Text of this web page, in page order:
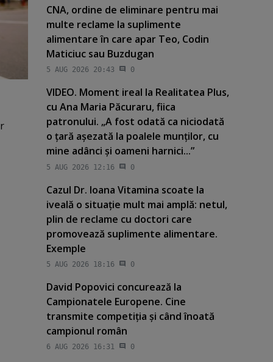
CNA, ordine de eliminare pentru mai
multe reclame la suplimente
alimentare în care apar Teo, Codin
Maticiuc sau Buzdugan
5 AUG 2026 20:43 0
VIDEO. Moment ireal la Realitatea Plus,
cu Ana Maria Păcuraru, fiica
patronului. „A fost odată ca niciodată
o ţară aşezată la poalele munţilor, cu
mine adânci şi oameni harnici...”
5 AUG 2026 12:16 0
Cazul Dr. Ioana Vitamina scoate la
iveală o situaţie mult mai amplă: netul,
plin de reclame cu doctori care
promovează suplimente alimentare.
Exemple
5 AUG 2026 18:16 0
David Popovici concurează la
Campionatele Europene. Cine
transmite competiţia şi când înoată
campionul român
6 AUG 2026 16:31 0